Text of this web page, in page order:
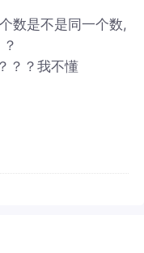
数是不是同一个数,
？？我不懂